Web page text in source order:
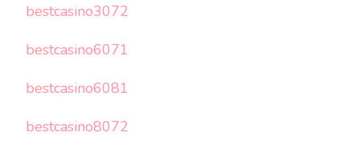
bestcasino3072
bestcasino6071
bestcasino6081
bestcasino8072